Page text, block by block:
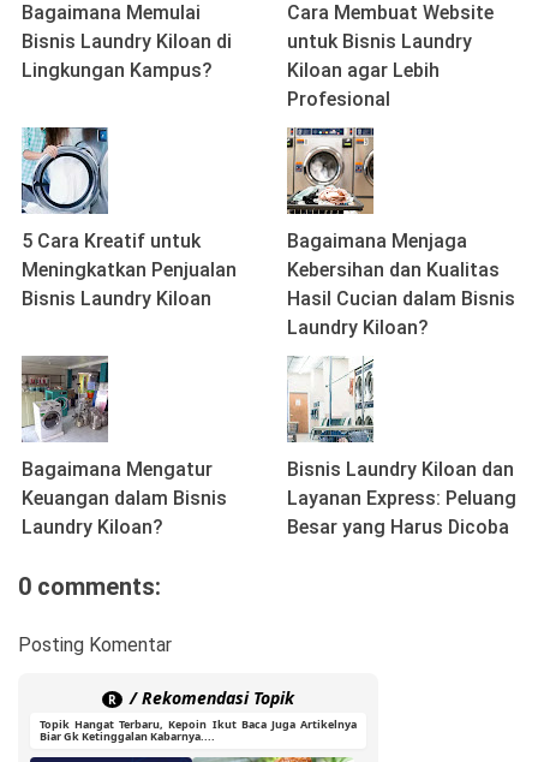
Bagaimana Memulai
Bisnis Laundry Kiloan di
Lingkungan Kampus?
Cara Membuat Website
untuk Bisnis Laundry
Kiloan agar Lebih
Profesional
5 Cara Kreatif untuk
Meningkatkan Penjualan
Bisnis Laundry Kiloan
Bagaimana Menjaga
Kebersihan dan Kualitas
Hasil Cucian dalam Bisnis
Laundry Kiloan?
Bagaimana Mengatur
Keuangan dalam Bisnis
Laundry Kiloan?
Bisnis Laundry Kiloan dan
Layanan Express: Peluang
Besar yang Harus Dicoba
0 comments:
Posting Komentar
R / Rekomendasi Topik
Topik Hangat Terbaru, Kepoin Ikut Baca Juga Artikelnya
Biar Gk Ketinggalan Kabarnya....